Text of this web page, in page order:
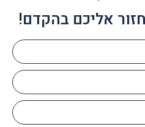
אליכם בהקדם!